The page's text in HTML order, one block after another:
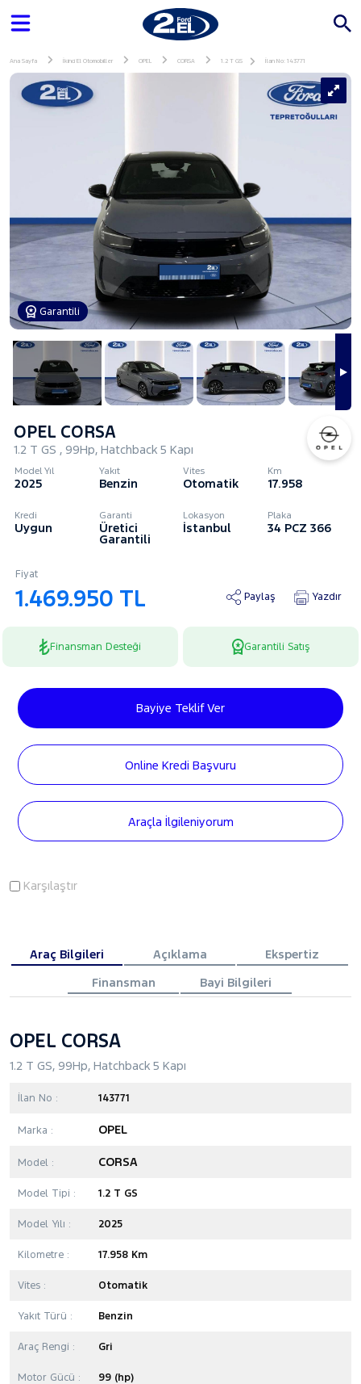
Ana Sayfa İkinci El Otomobiller OPEL CORSA 1.2 T GS İlan No: 143771
Garantili
OPEL CORSA
1.2 T GS , 99Hp, Hatchback 5 Kapı
Model Yıl
2025
Yakıt
Benzin
Vites
Otomatik
Km
17.958
Kredi
Uygun
Garanti
Üretici
Garantili
Lokasyon
İstanbul
Plaka
34 PCZ 366
Fiyat
1.469.950 TL Paylaş Yazdır
Finansman Desteği Garantili Satış
Bayiye Teklif Ver
Online Kredi Başvuru
Araçla İlgileniyorum
Karşılaştır
Araç Bilgileri Açıklama
Ekspertiz
Finansman
Bayi Bilgileri
OPEL CORSA
1.2 T GS, 99Hp, Hatchback 5 Kapı
İlan No : 143771
Marka : OPEL
Model : CORSA
Model Tipi : 1.2 T GS
Model Yılı : 2025
Kilometre : 17.958 Km
Vites : Otomatik
Yakıt Türü : Benzin
Araç Rengi : Gri
Motor Gücü : 99 (hp)